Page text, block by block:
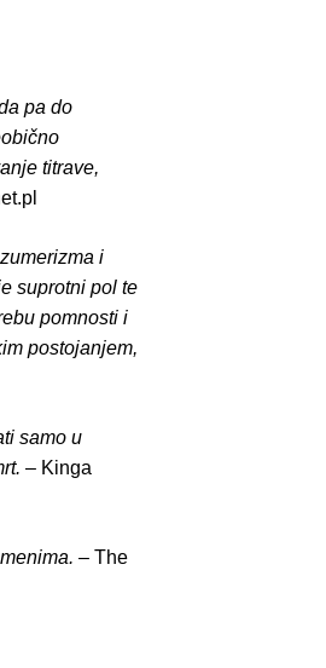
pa do
titrave,
i
suprotni pol te
pomnosti i
postojanjem,
samo u
– Kinga
– The